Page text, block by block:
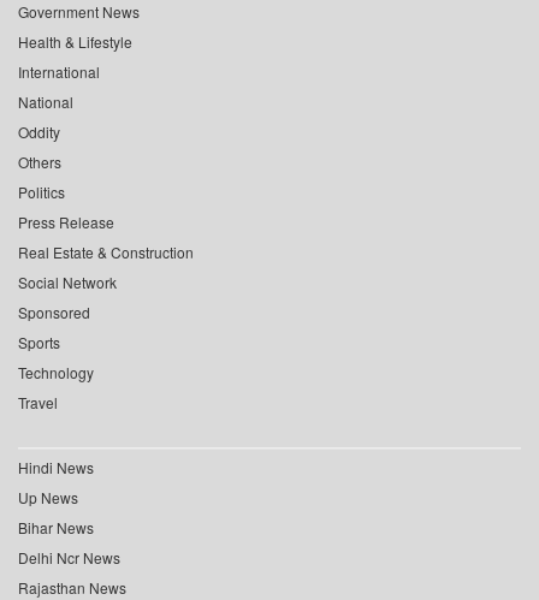
Government News
Health & Lifestyle
International
National
Oddity
Others
Politics
Press Release
Real Estate & Construction
Social Network
Sponsored
Sports
Technology
Travel
Hindi News
Up News
Bihar News
Delhi Ncr News
Rajasthan News